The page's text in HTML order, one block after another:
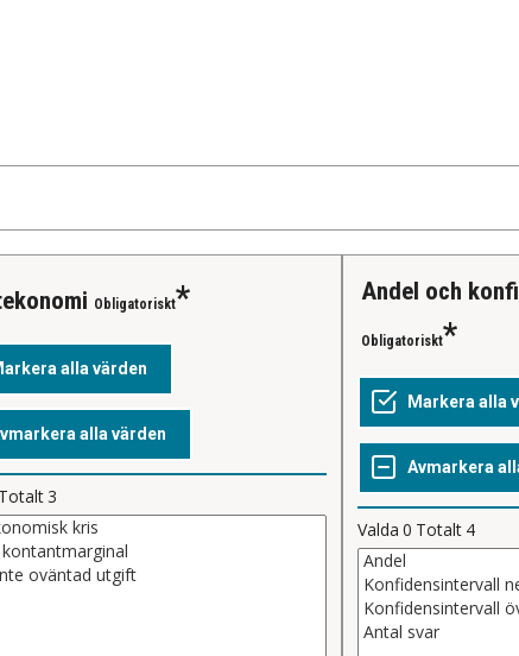
Obligatoriskt
Totalt3
Andel och
Obligatoriskt
Valda 0 Totalt 4